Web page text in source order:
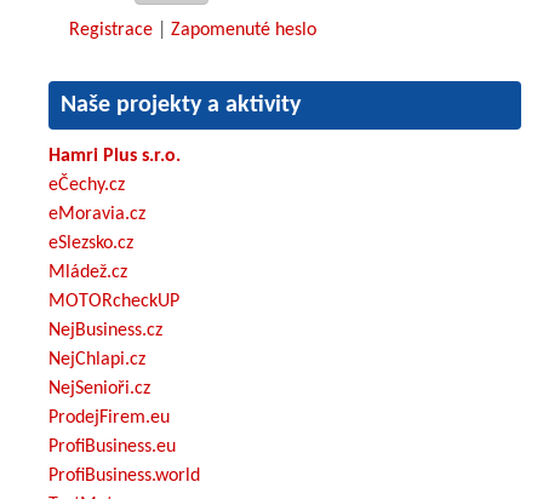
Registrace Zapomenuté heslo
Naše projekty a aktivity
Hamri Plus s.r.o.
eČechy.cz
eMoravia.cz
eSlezsko.cz
Mládež.cz
MOTORcheckUP
NejBusiness.cz
NejChlapi.cz
NejSenioři.cz
ProdejFirem.eu
ProfiBusiness.eu
ProfiBusiness.world